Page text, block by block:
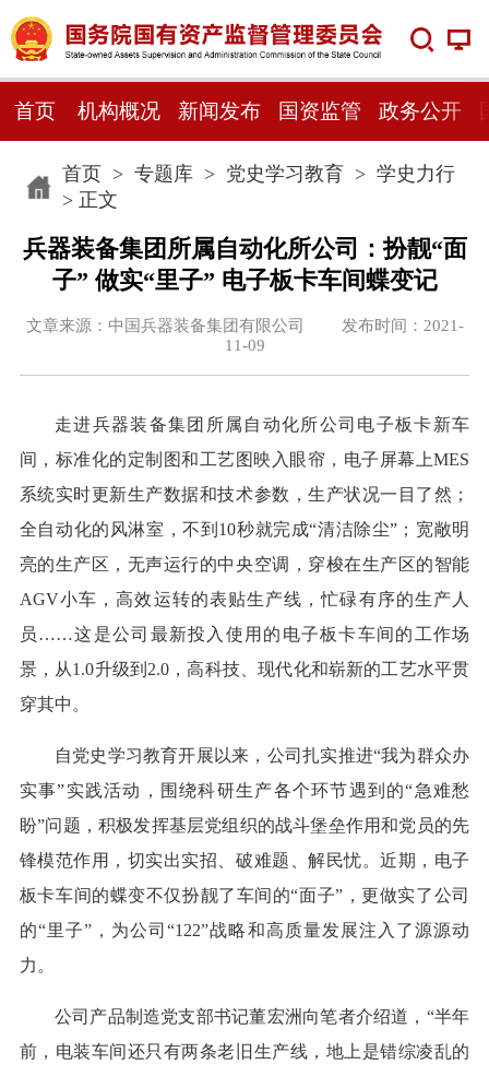
首页 机构概况 新闻发布 国资监管 政务公开
首页> 专题库> 党史学习教育> 学史力行
> 正文
兵器装备集团所属自动化所公司：扮靓“面
子” 做实“里子” 电子板卡车间蝶变记
文章来源：中国兵器装备集团有限公司 发布时间：2021-
11-09
走进兵器装备集团所属自动化所公司电子板卡新车
间，标准化的定制图和工艺图映入眼帘，电子屏幕上MES
系统实时更新生产数据和技术参数，生产状况一目了然；
全自动化的风淋室，不到10秒就完成“清洁除尘”；宽敞明
亮的生产区，无声运行的中央空调，穿梭在生产区的智能
AGV小车，高效运转的表贴生产线，忙碌有序的生产人
员……这是公司最新投入使用的电子板卡车间的工作场
景，从1.0升级到2.0，高科技、现代化和崭新的工艺水平贯
穿其中。
自党史学习教育开展以来，公司扎实推进“我为群众办
实事”实践活动，围绕科研生产各个环节遇到的“急难愁
盼”问题，积极发挥基层党组织的战斗堡垒作用和党员的先
锋模范作用，切实出实招、破难题、解民忧。近期，电子
板卡车间的蝶变不仅扮靓了车间的“面子”，更做实了公司
的“里子”，为公司“122”战略和高质量发展注入了源源动
力。
公司产品制造党支部书记董宏洲向笔者介绍道，“半年
前，电装车间还只有两条老旧生产线，地上是错综凌乱的